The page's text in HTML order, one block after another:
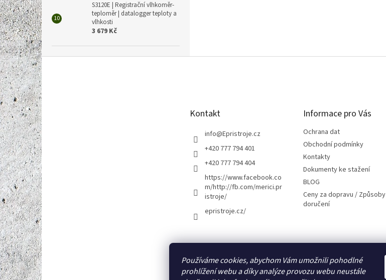
Používáme cookies, abychom Vám umožnili pohodlné
prohlížení webu a díky analýze provozu webu neustále
S3120E | Registrační vlhkoměr-
teploměr | datalogger teploty a
vlhkosti
3 679 Kč
Z
á
p
a
t
í Kontakt
info@Epristroje.cz
+420 777 794 401
+420 777 794 404
https://www.facebook.co
m/http://fb.com/merici.pr
istroje/
epristroje.cz/
Informace pro Vás
Ochrana dat
Obchodní podmínky
Kontakty
Dokumenty ke stažení
BLOG
Ceny za dopravu / Způsoby
doručení
Kalibrace.info meteostanice.cz